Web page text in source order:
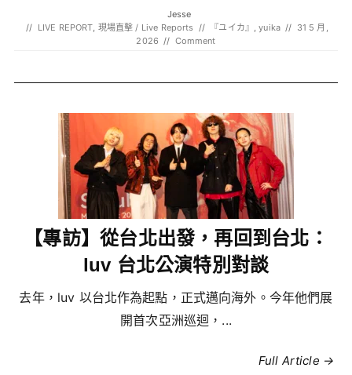
Jesse
// LIVE REPORT, 現場直擊 / Live Reports // 『ユイカ』 ,yuika // 31 5 月,
2026 // Comment
【專訪】從台北出發，再回到台北：
luv 台北公演特別對談
去年，luv 以台北作為起點，正式邁向海外。今年他們展
開首次亞洲巡迴，...
Full Article →